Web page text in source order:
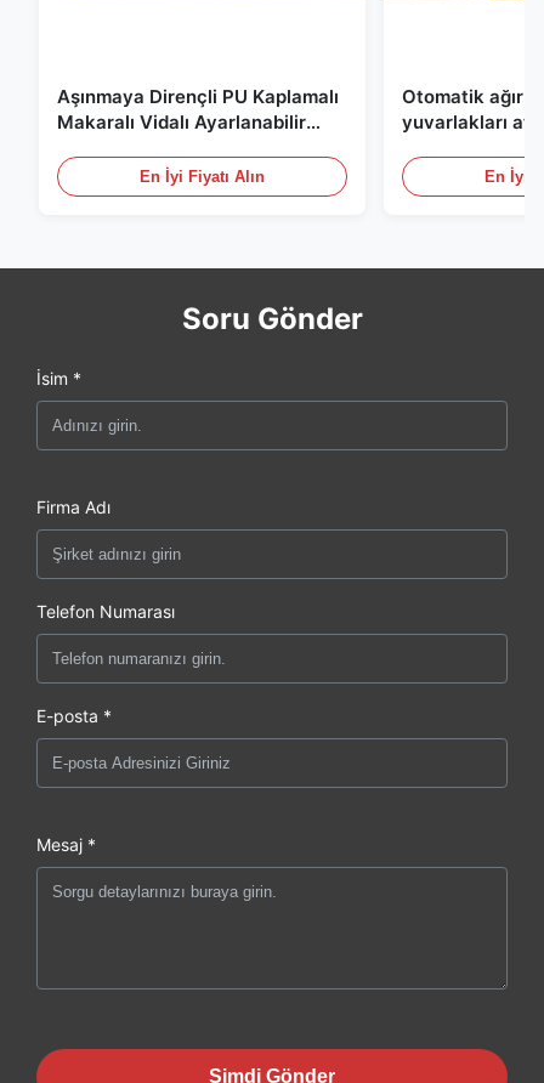
Aşınmaya Dirençli PU Kaplamalı
Makaralı Vidalı Ayarlanabilir
En İyi Fiyatı Alın
Otomatik ağır
yuvarlakları
En İyi
Soru Gönder
İsim *
Firma Adı
Telefon Numarası
E-posta *
Mesaj *
Şimdi Gönder